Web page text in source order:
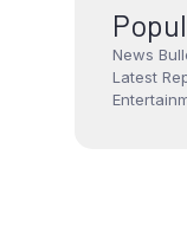
News
Latest